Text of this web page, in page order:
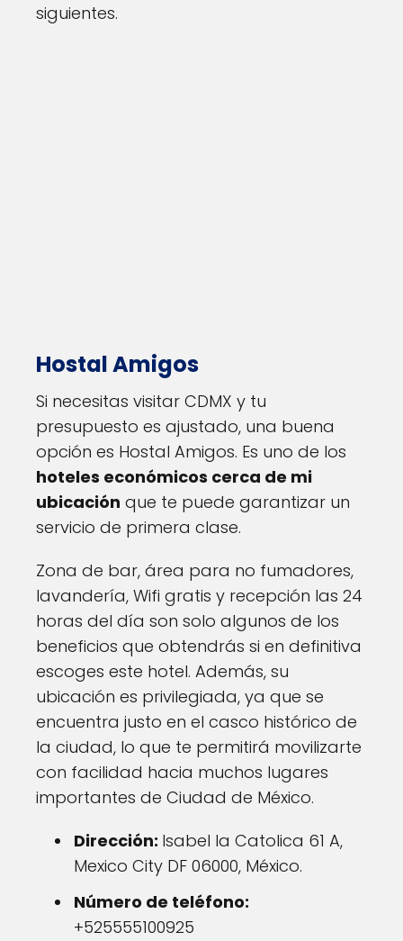
siguientes.
Hostal Amigos
Si necesitas visitar CDMX y tu
presupuesto es ajustado, una buena
opción es Hostal Amigos. Es uno de los
hoteles económicos cerca de mi
ubicación que te puede garantizar un
servicio de primera clase.
Zona de bar, área para no fumadores,
lavandería, Wifi gratis y recepción las 24
horas del día son solo algunos de los
beneficios que obtendrás si en definitiva
escoges este hotel. Además, su
ubicación es privilegiada, ya que se
encuentra justo en el casco histórico de
la ciudad, lo que te permitirá movilizarte
con facilidad hacia muchos lugares
importantes de Ciudad de México.
Dirección: Isabel la Catolica 61 A,
Mexico City DF 06000, México.
Número de teléfono:
+525555100925